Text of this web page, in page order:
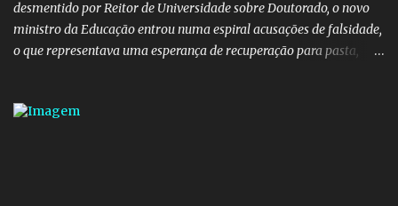
desmentido por Reitor de Universidade sobre Doutorado, o novo
ministro da Educação entrou numa espiral acusações de falsidade,
o que representava uma esperança de recuperação para pasta,
Educação é um dos mais importantes do governo, em um ano e